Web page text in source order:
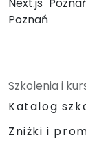
Next.js
Poznań
Szkolenia i
Katalog
Zniżki i